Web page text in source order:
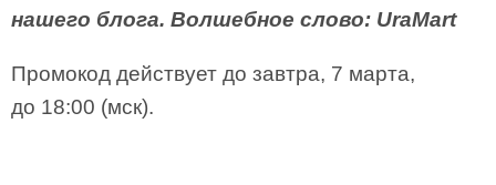
нашего блога. Волшебное слово: UraMart
Промокод действует до завтра, 7 марта,
до 18:00 (мск).